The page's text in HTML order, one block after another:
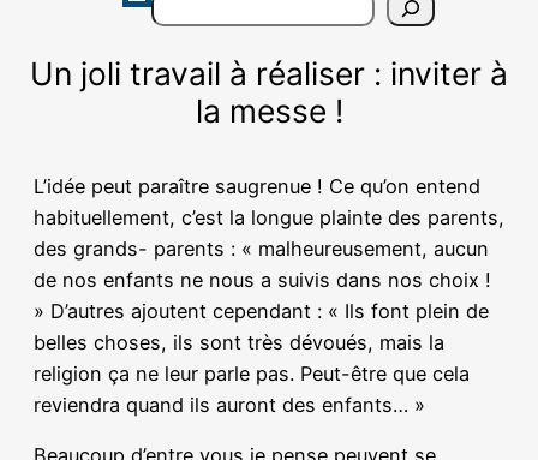
Un joli travail à réaliser : inviter à
la messe !
L’idée peut paraître saugrenue ! Ce qu’on entend
habituellement, c’est la longue plainte des parents,
des grands- parents : « malheureusement, aucun
de nos enfants ne nous a suivis dans nos choix !
» D’autres ajoutent cependant : « Ils font plein de
belles choses, ils sont très dévoués, mais la
religion ça ne leur parle pas. Peut-être que cela
reviendra quand ils auront des enfants… »
Beaucoup d’entre vous je pense peuvent se